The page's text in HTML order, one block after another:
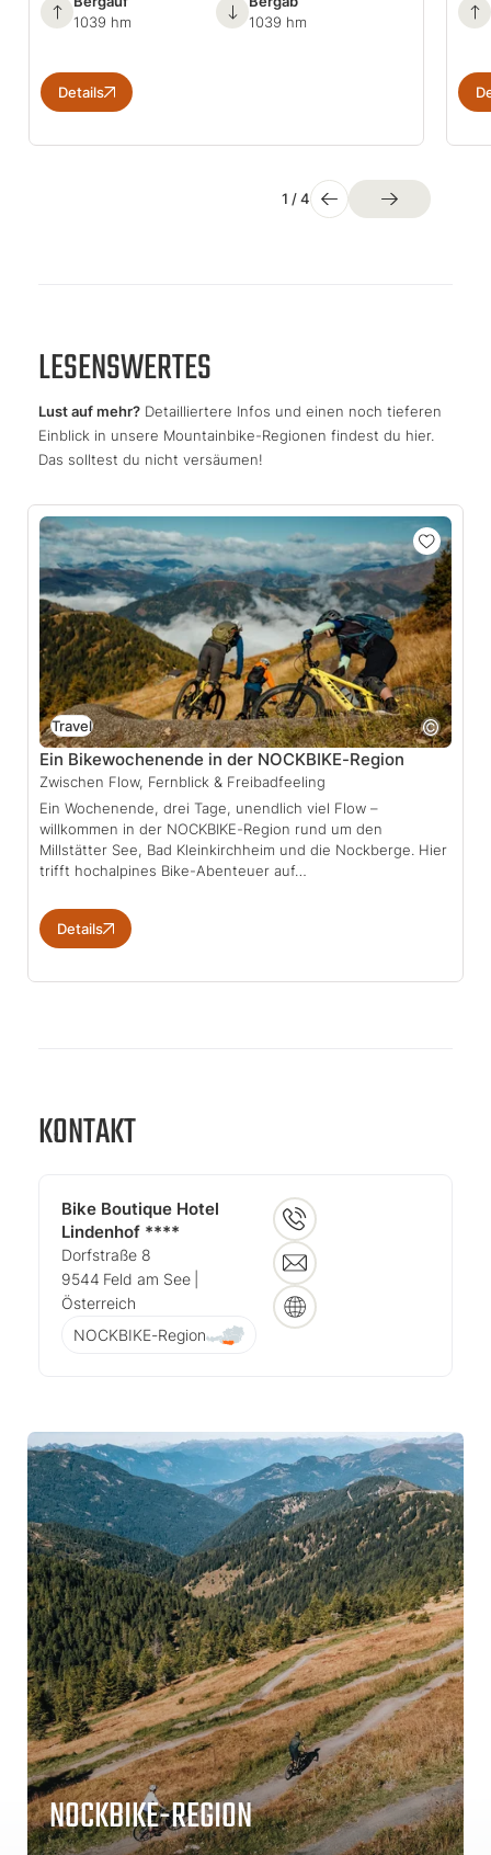
1039 hm
1039 hm
Details
1 /4
LESENSWERTES
Lust auf mehr? Detailliertere Infos und einen noch tieferen
Einblick in unsere Mountainbike-Regionen findest du hier.
Das solltest du nicht versäumen!
Travel
Ein Bikewochenende in der NOCKBIKE-Region
Zwischen Flow, Fernblick & Freibadfeeling
Ein Wochenende, drei Tage, unendlich viel Flow –
willkommen in der NOCKBIKE-Region rund um den
Millstätter See, Bad Kleinkirchheim und die Nockberge. Hier
trifft hochalpines Bike-Abenteuer auf…
Details
KONTAKT
Bike Boutique Hotel
Lindenhof ****
Dorfstraße 8
9544 Feld am See
Österreich
NOCKBIKE-Region
NOCKBIKE-REGION